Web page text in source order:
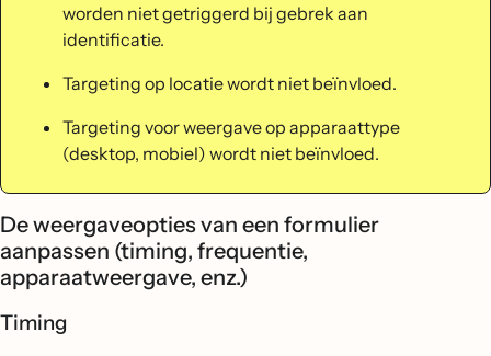
worden niet getriggerd bij gebrek aan
identificatie.
Targeting op locatie wordt niet beïnvloed.
Targeting voor weergave op apparaattype
(desktop, mobiel) wordt niet beïnvloed.
De weergaveopties van een formulier
aanpassen (timing, frequentie,
apparaatweergave, enz.)
Timing